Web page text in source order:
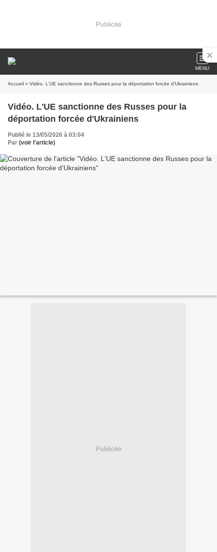
Publicité
MENU
Accueil » Vidéo. L'UE sanctionne des Russes pour la déportation forcée d'Ukrainiens
Vidéo. L'UE sanctionne des Russes pour la
déportation forcée d'Ukrainiens
Publié le 13/05/2026 à 03:04
Par (voir l'article)
Publicité